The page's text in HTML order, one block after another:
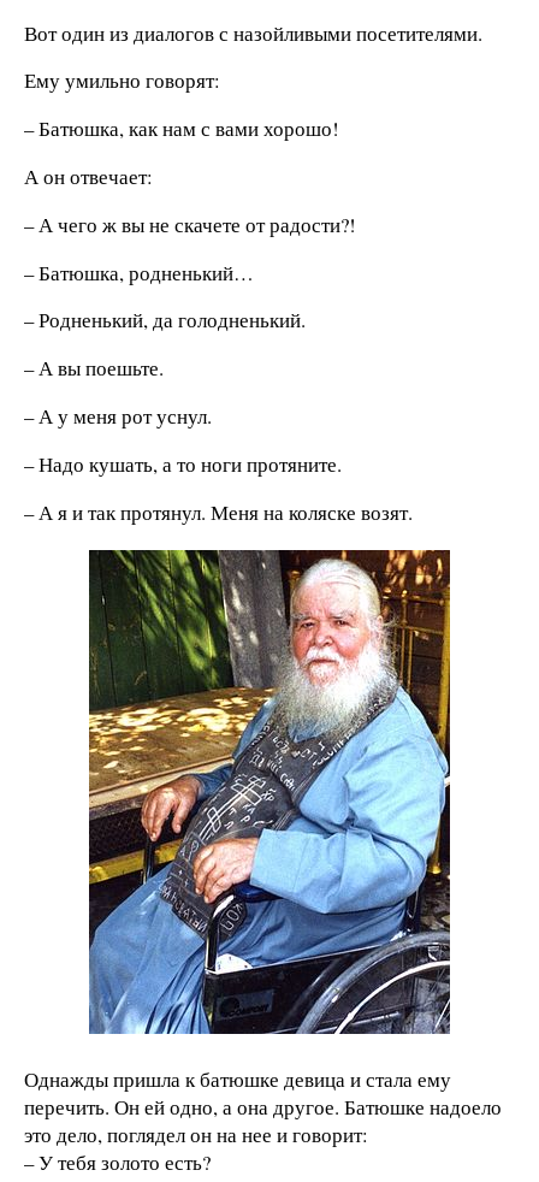
Вот один из диалогов с назойливыми посетителями.
Ему умильно говорят:
– Батюшка, как нам с вами хорошо!
А он отвечает:
– А чего ж вы не скачете от радости?!
– Батюшка, родненький…
– Родненький, да голодненький.
– А вы поешьте.
– А у меня рот уснул.
– Надо кушать, а то ноги протяните.
– А я и так протянул. Меня на коляске возят.
Однажды пришла к батюшке девица и стала ему
перечить. Он ей одно, а она другое. Батюшке надоело
это дело, поглядел он на нее и говорит:
– У тебя золото есть?